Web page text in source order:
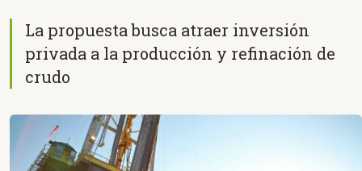
La propuesta busca atraer inversión
privada a la producción y refinación de
crudo